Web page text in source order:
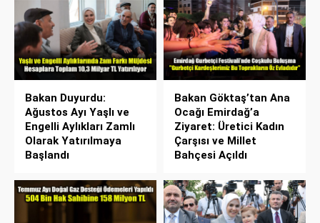
Bakan Duyurdu:
Ağustos Ayı Yaşlı ve
Engelli Aylıkları Zamlı
Olarak Yatırılmaya
Başlandı
Bakan Göktaş’tan Ana
Ocağı Emirdağ’a
Ziyaret: Üretici Kadın
Çarşısı ve Millet
Bahçesi Açıldı